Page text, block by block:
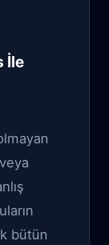
İle
bütün